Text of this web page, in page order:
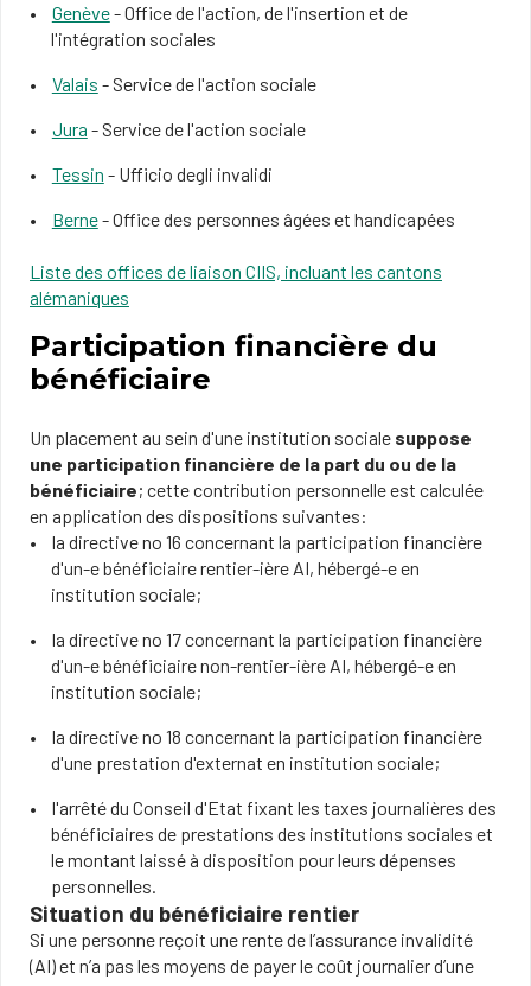
Genève- Office de l'action, de l'insertion et de
l'intégration sociales
Valais - Service de l'action sociale
Jura - Service de l'action sociale
Tessin - Ufficio degli invalidi
Berne- Office des personnes âgées et handicapées
Liste des offices de liaison CIIS, incluant les cantons
alémaniques​
Participation financière du
bénéficiaire
Un placement au sein d'une institution sociale suppose
une participation financière de la part du ou de la
bénéficiaire; cette contribution personnelle est calculée
en application des dispositions suivantes:
la directive no 16 concernant la participation financière
d'un-e bénéficiaire rentier-ière AI, hébergé-e en
institution sociale;
la directive no 17 concernant la participation financière
d'un-e bénéficiaire non-rentier-ière AI, hébergé-e en
institution sociale;
la directive no 18 concernant la participation financière
d'une prestation d'externat en institution sociale;
l'arrêté du Conseil d'Etat fixant les taxes journalières des
bénéficiaires de prestations des institutions sociales et
le montant laissé à disposition pour leurs dépenses
personnelles.
Situation du bénéficiaire rentier
Si une personne reçoit une rente de l’assurance invalidité
(AI) et n’a pas les moyens de payer le coût journalier d’une